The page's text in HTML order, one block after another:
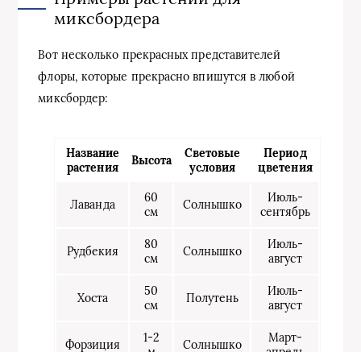
миксбордера
Вот несколько прекрасных представителей
флоры, которые прекрасно впишутся в любой
миксбордер:
Название
растения
Высота
Световые
условия
Период
цветения
Лаванда
60
см
Солнышко
Июль-
сентябрь
Рудбекия
80
см
Солнышко
Июль-
август
Хоста
50
см
Полутень
Июль-
август
Форзиция
1-2
Солнышко
Март-